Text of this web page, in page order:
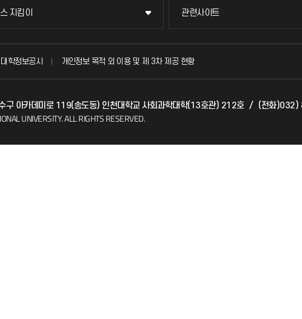
지킴이
지킴이
하기
는 질문(FAQ)
관련사이트
관련사이트
국방헬프콜
산학협력단
대학정보공시 개인정보 목적 외 이용 및 제 3차 제공 현황
구 아카데미로 119(송도동) 인천대학교 사회과학대학(13호관) 212호 / (전화
UNIVERSITY.ALL RIGHTS RESERVED.